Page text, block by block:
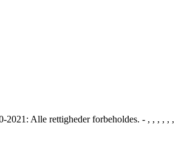
2021: Alle rettigheder forbeholdes. - , , , , , ,